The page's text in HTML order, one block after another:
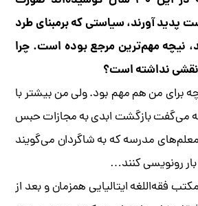
پدید آورند، سیاستی که بر‌مبنای طرد
نیچه مهم‌ترین مرجع بوده است. چرا
نقشی نداشته است؟
برای من هم مهم بود. ولی من بیشتر با
می‌گفت بازگشت ابدی به مجازات حبس
مدرسه که به شاگردان می‌گویند
بار رونویسی کنند…
فقه‌اللغه ایتالیایی همزمان و بعد از